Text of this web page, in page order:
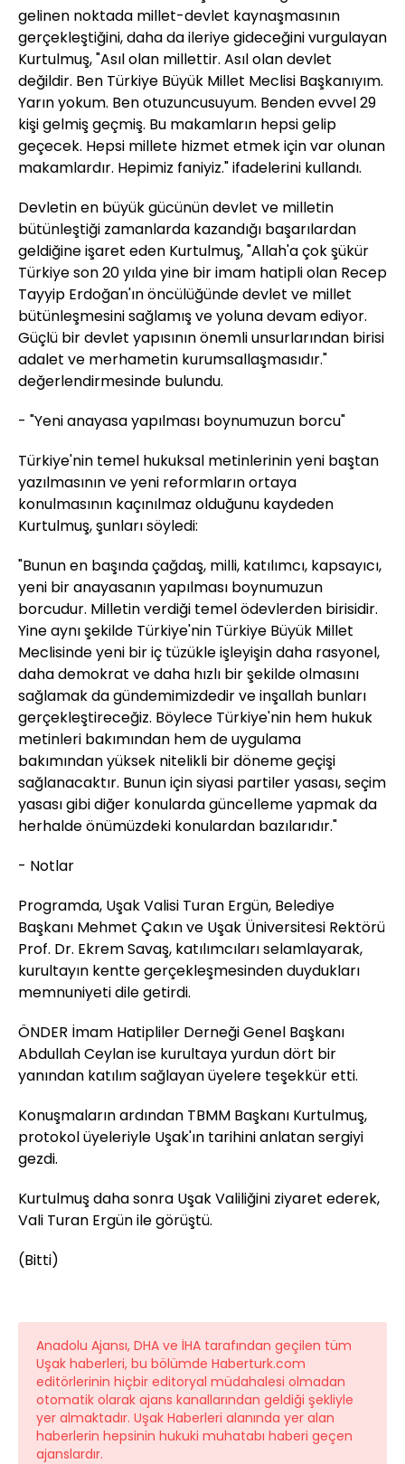
gelinen noktada millet-devlet kaynaşmasının
gerçekleştiğini, daha da ileriye gideceğini vurgulayan
Kurtulmuş, "Asıl olan millettir. Asıl olan devlet
değildir. Ben Türkiye Büyük Millet Meclisi Başkanıyım.
Yarın yokum. Ben otuzuncusuyum. Benden evvel 29
kişi gelmiş geçmiş. Bu makamların hepsi gelip
geçecek. Hepsi millete hizmet etmek için var olunan
makamlardır. Hepimiz faniyiz." ifadelerini kullandı.
Devletin en büyük gücünün devlet ve milletin
bütünleştiği zamanlarda kazandığı başarılardan
geldiğine işaret eden Kurtulmuş, "Allah'a çok şükür
Türkiye son 20 yılda yine bir imam hatipli olan Recep
Tayyip Erdoğan'ın öncülüğünde devlet ve millet
bütünleşmesini sağlamış ve yoluna devam ediyor.
Güçlü bir devlet yapısının önemli unsurlarından birisi
adalet ve merhametin kurumsallaşmasıdır."
değerlendirmesinde bulundu.
- "Yeni anayasa yapılması boynumuzun borcu"
Türkiye'nin temel hukuksal metinlerinin yeni baştan
yazılmasının ve yeni reformların ortaya
konulmasının kaçınılmaz olduğunu kaydeden
Kurtulmuş, şunları söyledi:
"Bunun en başında çağdaş, milli, katılımcı, kapsayıcı,
yeni bir anayasanın yapılması boynumuzun
borcudur. Milletin verdiği temel ödevlerden birisidir.
Yine aynı şekilde Türkiye'nin Türkiye Büyük Millet
Meclisinde yeni bir iç tüzükle işleyişin daha rasyonel,
daha demokrat ve daha hızlı bir şekilde olmasını
sağlamak da gündemimizdedir ve inşallah bunları
gerçekleştireceğiz. Böylece Türkiye'nin hem hukuk
metinleri bakımından hem de uygulama
bakımından yüksek nitelikli bir döneme geçişi
sağlanacaktır. Bunun için siyasi partiler yasası, seçim
yasası gibi diğer konularda güncelleme yapmak da
herhalde önümüzdeki konulardan bazılarıdır."
- Notlar
Programda, Uşak Valisi Turan Ergün, Belediye
Başkanı Mehmet Çakın ve Uşak Üniversitesi Rektörü
Prof. Dr. Ekrem Savaş, katılımcıları selamlayarak,
kurultayın kentte gerçekleşmesinden duydukları
memnuniyeti dile getirdi.
ÖNDER İmam Hatipliler Derneği Genel Başkanı
Abdullah Ceylan ise kurultaya yurdun dört bir
yanından katılım sağlayan üyelere teşekkür etti.
Konuşmaların ardından TBMM Başkanı Kurtulmuş,
protokol üyeleriyle Uşak'ın tarihini anlatan sergiyi
gezdi.
Kurtulmuş daha sonra Uşak Valiliğini ziyaret ederek,
Vali Turan Ergün ile görüştü.
(Bitti)
Anadolu Ajansı, DHA ve İHA tarafından geçilen tüm
Uşak haberleri, bu bölümde Haberturk.com
editörlerinin hiçbir editoryal müdahalesi olmadan
otomatik olarak ajans kanallarından geldiği şekliyle
yer almaktadır. Uşak Haberleri alanında yer alan
haberlerin hepsinin hukuki muhatabı haberi geçen
ajanslardır.